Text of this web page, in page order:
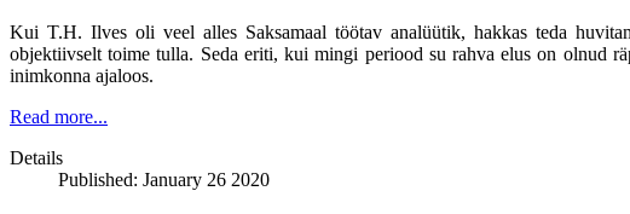
Kui T.H. Ilves oli veel alles Saksamaal töötav analüütik, hakkas teda
objektiivselt toime tulla. Seda eriti, kui mingi periood su rahva elus on olnud
inimkonna ajaloos.
Read more...
Details
Published: January 26 2020